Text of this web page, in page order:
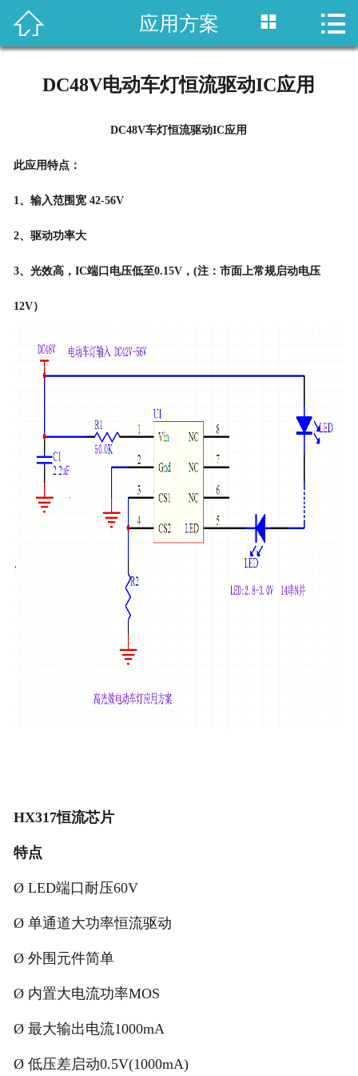
网站首页
 应用方案  
DC48V电动车灯恒流驱动IC应用
DC48V车灯恒流驱动IC应用
此应用特点：
1、输入范围宽 42-56V
2、驱动功率大
3、光效高，IC端口电压低至0.15V，(注：市面上常规启动电压
12V）
HX317恒流芯片
特点
Ø LED端口耐压60V
Ø 单通道大功率恒流驱动
Ø 外围元件简单
Ø 内置大电流功率MOS
Ø 最大输出电流1000mA
Ø 低压差启动0.5V(1000mA)